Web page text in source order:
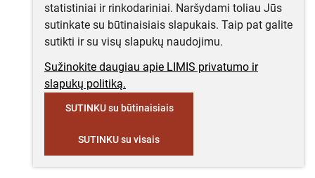
statistiniai ir rinkodariniai. Naršydami toliau Jūs
sutinkate su būtinaisiais slapukais. Taip pat galite
sutikti ir su visų slapukų naudojimu.
Sužinokite daugiau apie LIMIS privatumo ir
slapukų politiką.
SUTINKU su būtinaisiais
SUTINKU su visais